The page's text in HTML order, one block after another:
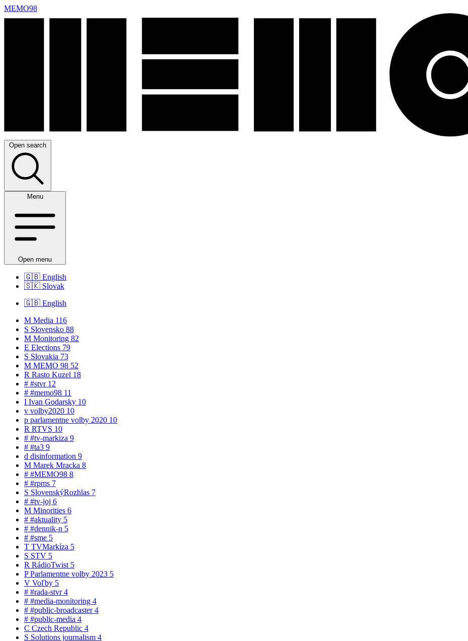
MEMO98
Open search
Menu
Open menu
🇬🇧 English
🇸🇰 Slovak
🇬🇧 English
M Media 116
S Slovensko 88
M Monitoring 82
E Elections 79
S Slovakia 73
M MEMO 98 52
R Rasto Kuzel 18
# #stvr 12
# #memo98 11
I Ivan Godarsky 10
v volby2020 10
p parlamentne volby 2020 10
R RTVS 10
# #tv-markiza 9
# #ta3 9
d disinformation 9
M Marek Mracka 8
# #MEMO98 8
# #rpms 7
S SlovenskýRozhlas 7
# #tv-joj 6
M Minorities 6
# #aktuality 5
# #dennik-n 5
# #sme 5
T TVMarkíza 5
S STV 5
R RádioTwist 5
PParlamentne volby 2023 5
V Voľby 5
# #rada-stvr4
# #media-monitoring 4
# #public-broadcaster4
# #public-media 4
C Czech Republic 4
S Solutions journalism 4